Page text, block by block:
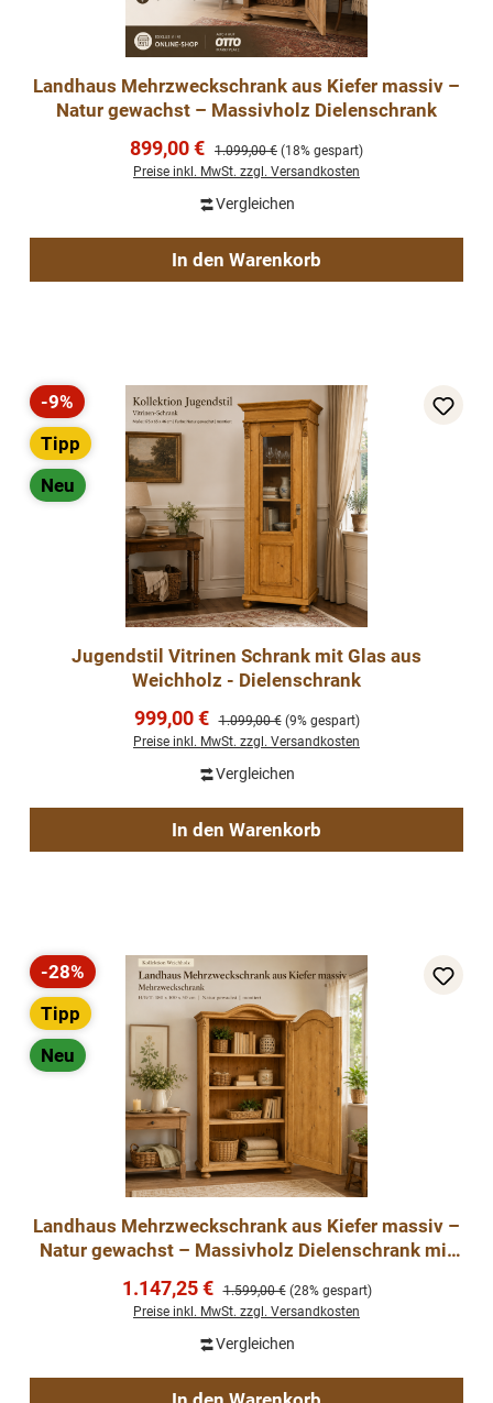
Landhaus Mehrzweckschrank aus Kiefer massiv –
Natur gewachst – Massivholz Dielenschrank
Verkaufspreis:
899,00 € Regulärer Preis:
1.099,00 € (18% gespart)
Preise inkl. MwSt. zzgl. Versandkosten
Vergleichen
In den Warenkorb
Rabatt
-9%
Tipp
Neu
Jugendstil Vitrinen Schrank mit Glas aus
Weichholz - Dielenschrank
Verkaufspreis:
999,00 € Regulärer Preis:
1.099,00 € (9% gespart)
Preise inkl. MwSt. zzgl. Versandkosten
Vergleichen
In den Warenkorb
Rabatt
-28%
Tipp
Neu
Landhaus Mehrzweckschrank aus Kiefer massiv –
Natur gewachst – Massivholz Dielenschrank mit
Verkaufspreis:
1.147,25 € Regulärer Preis:
1.599,00 € (28% gespart)
Preise inkl. MwSt. zzgl. Versandkosten
Vergleichen